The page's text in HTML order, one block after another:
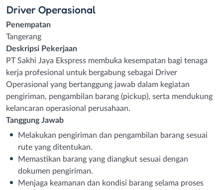
Driver Operasional
Penempatan
Tangerang
Deskripsi Pekerjaan
PT Sakhi Jaya Ekspress membuka kesempatan bagi tenaga
kerja profesional untuk bergabung sebagai Driver
Operasional yang bertanggung jawab dalam kegiatan
pengiriman, pengambilan barang (pickup), serta mendukung
kelancaran operasional perusahaan.
Tanggung Jawab
Melakukan pengiriman dan pengambilan barang sesuai
rute yang ditentukan.
Memastikan barang yang diangkut sesuai dengan
dokumen pengiriman.
Menjaga keamanan dan kondisi barang selama proses